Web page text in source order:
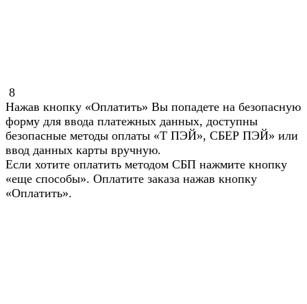
8
Нажав кнопку «Оплатить» Вы попадете на безопасную
форму для ввода платежных данных, доступны
безопасные методы оплаты «Т ПЭЙ», СБЕР ПЭЙ» или
ввод данных карты вручную.
Если хотите оплатить методом СБП нажмите кнопку
«еще способы». Оплатите заказа нажав кнопку
«Оплатить».